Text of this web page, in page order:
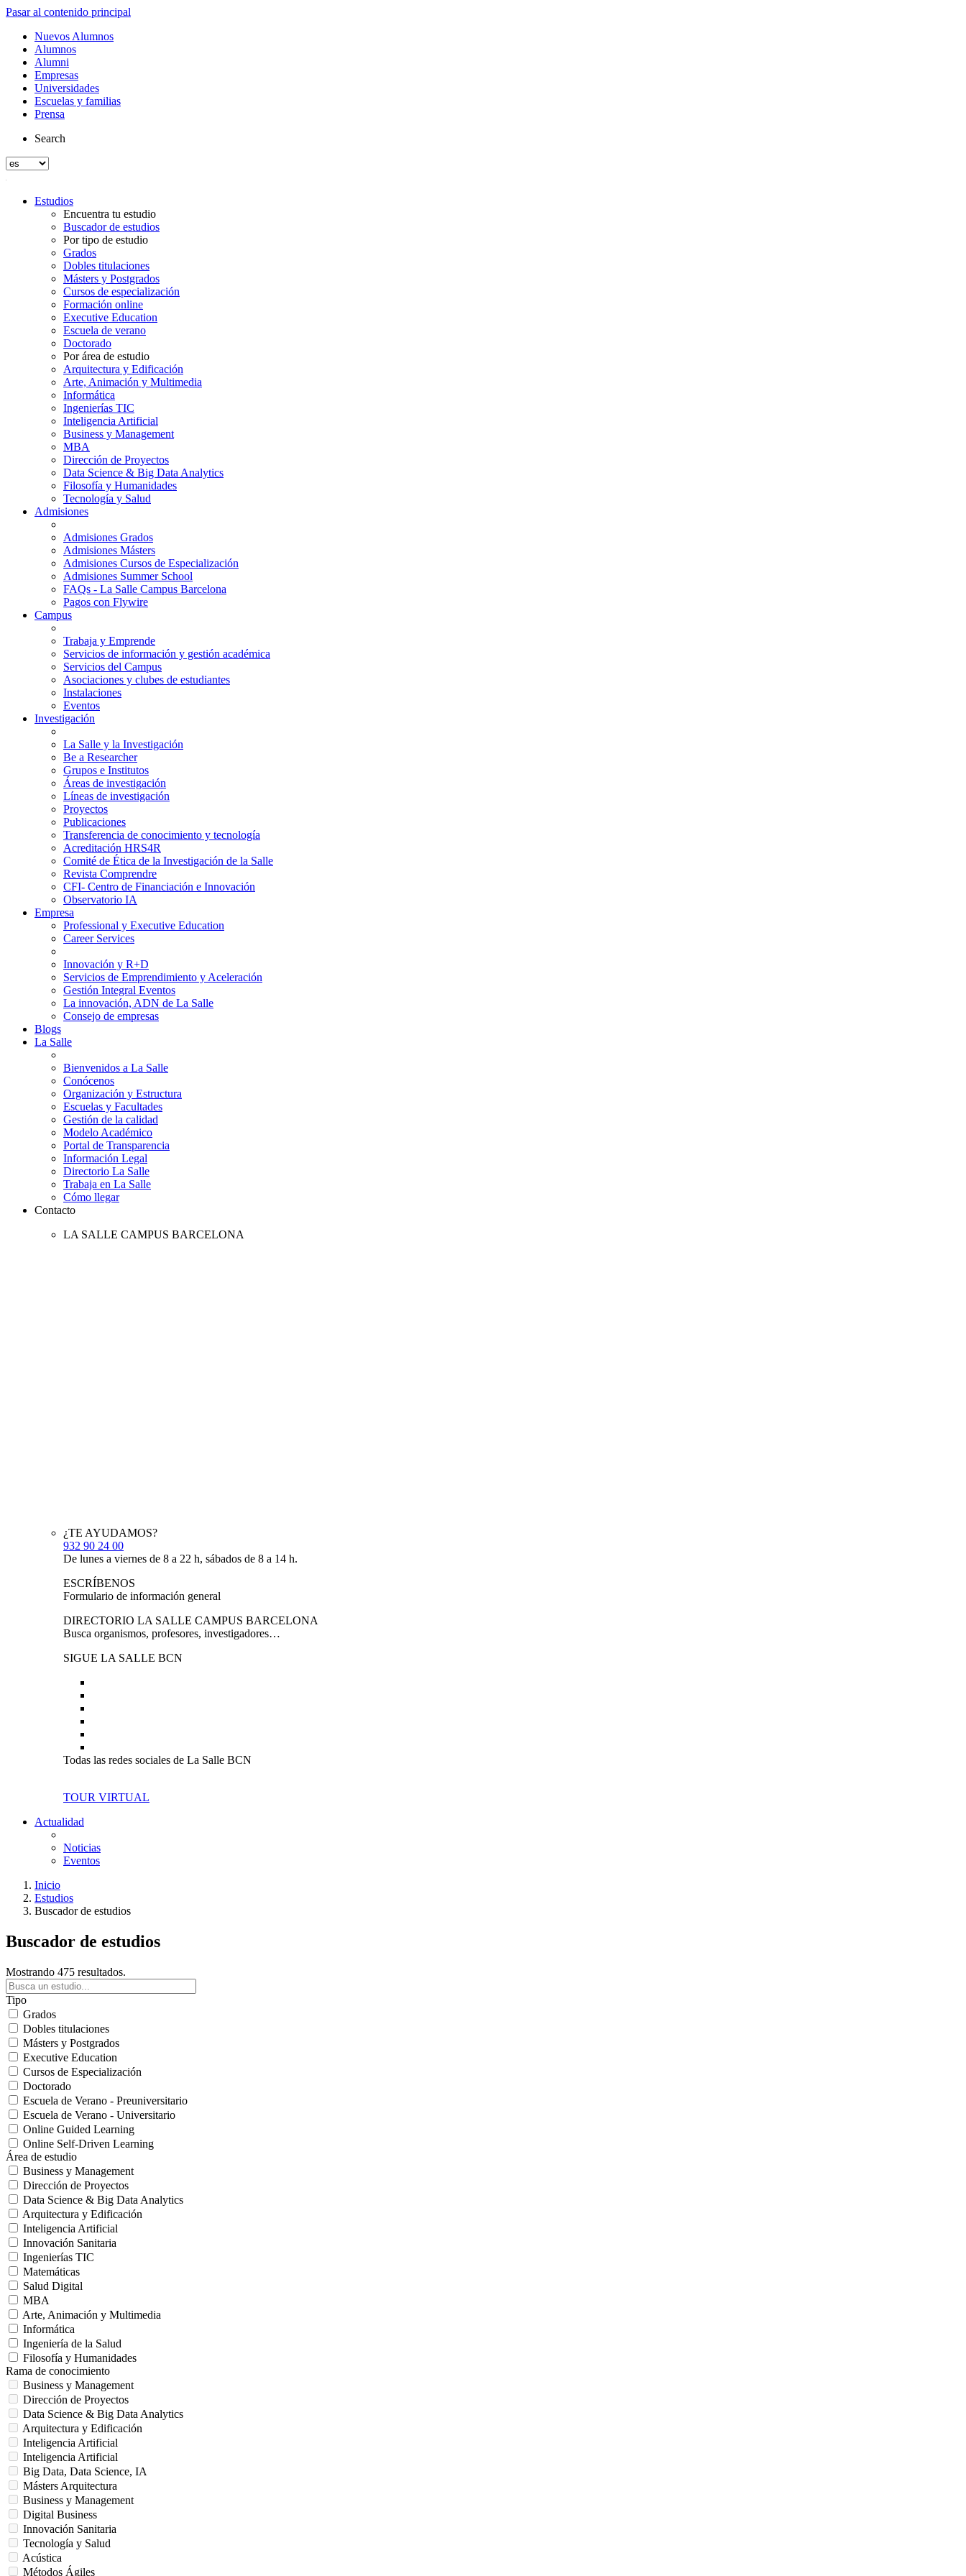
Pasar al contenido principal
Nuevos Alumnos
Alumnos
Alumni
Empresas
Universidades
Escuelas y familias
Prensa
Search
Estudios
Encuentra tu estudio
Buscador de estudios
Por tipo de estudio
Grados
Dobles titulaciones
Másters y Postgrados
Cursos de especialización
Formación online
Executive Education
Escuela de verano
Doctorado
Por área de estudio
Arquitectura y Edificación
Arte, Animación y Multimedia
Informática
Ingenierías TIC
Inteligencia Artificial
Business y Management
MBA
Dirección de Proyectos
Data Science & Big Data Analytics
Filosofía y Humanidades
Tecnología y Salud
Admisiones
Admisiones Grados
Admisiones Másters
Admisiones Cursos de Especialización
Admisiones Summer School
FAQs - La Salle Campus Barcelona
Pagos con Flywire
Campus
Trabaja y Emprende
Servicios de información y gestión académica
Servicios del Campus
Asociaciones y clubes de estudiantes
Instalaciones
Eventos
Investigación
La Salle y la Investigación
Be a Researcher
Grupos e Institutos
Áreas de investigación
Líneas de investigación
Proyectos
Publicaciones
Transferencia de conocimiento y tecnología
Acreditación HRS4R
Comité de Ética de la Investigación de la Salle
Revista Comprendre
CFI- Centro de Financiación e Innovación
Observatorio IA
Empresa
Professional y Executive Education
Career Services
Innovación y R+D
Servicios de Emprendimiento y Aceleración
Gestión Integral Eventos
La innovación, ADN de La Salle
Consejo de empresas
Blogs
La Salle
Bienvenidos a La Salle
Conócenos
Organización y Estructura
Escuelas y Facultades
Gestión de la calidad
Modelo Académico
Portal de Transparencia
Información Legal
Directorio La Salle
Trabaja en La Salle
Cómo llegar
Contacto
LA SALLE CAMPUS BARCELONA
¿TE AYUDAMOS?
932 90 24 00
De lunes a viernes de 8 a 22 h, sábados de 8 a 14 h.
ESCRÍBENOS
Formulario de información general
DIRECTORIO LA SALLE CAMPUS BARCELONA
Busca organismos, profesores, investigadores…
SIGUE LA SALLE BCN
Todas las redes sociales de La Salle BCN
TOUR VIRTUAL
Actualidad
Noticias
Eventos
Inicio
Estudios
Buscador de estudios
Buscador de estudios
Mostrando 475 resultados.
Tipo
Grados
Dobles titulaciones
Másters y Postgrados
Executive Education
Cursos de Especialización
Doctorado
Escuela de Verano - Preuniversitario
Escuela de Verano - Universitario
Online Guided Learning
Online Self-Driven Learning
Área de estudio
Business y Management
Dirección de Proyectos
Data Science & Big Data Analytics
Arquitectura y Edificación
Inteligencia Artificial
Innovación Sanitaria
Ingenierías TIC
Matemáticas
Salud Digital
MBA
Arte, Animación y Multimedia
Informática
Ingeniería de la Salud
Filosofía y Humanidades
Rama de conocimiento
Business y Management
Dirección de Proyectos
Data Science & Big Data Analytics
Arquitectura y Edificación
Inteligencia Artificial
Inteligencia Artificial
Big Data, Data Science, IA
Másters Arquitectura
Business y Management
Digital Business
Innovación Sanitaria
Tecnología y Salud
Acústica
Métodos Ágiles